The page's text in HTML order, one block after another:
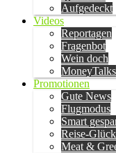
Aufgedeckt
Videos
Reportagen
Fragenbot
Wein doch
MoneyTalks
Promotionen
Gute News
Flugmodus
Smart
Reise-Glück
Meat &